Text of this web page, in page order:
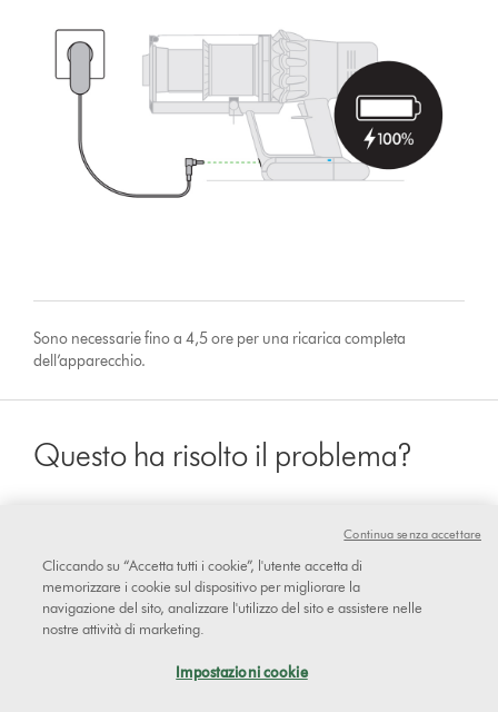
Sono necessarie fino a 4,5 ore per una ricarica completa
dell’apparecchio.
Questo ha risolto il problema?
No
Cliccando su “Accetta tutti i cookie”, l'utente accetta di
memorizzare i cookie sul dispositivo per migliorare la
navigazione del sito, analizzare l'utilizzo del sito e assistere nelle
nostre attività di marketing.
Impostazioni cookie
Continua senza accettare